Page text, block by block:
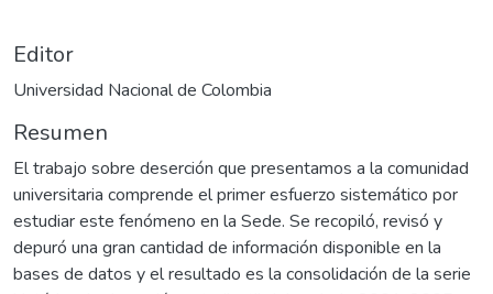
Editor
Universidad Nacional de Colombia
Resumen
El trabajo sobre deserción que presentamos a la comunidad
universitaria comprende el primer esfuerzo sistemático por
estudiar este fenómeno en la Sede. Se recopiló, revisó y
depuró una gran cantidad de información disponible en la
bases de datos y el resultado es la consolidación de la serie